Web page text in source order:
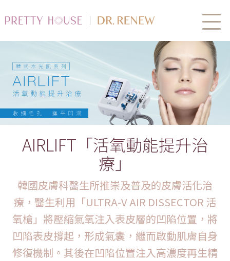
AIRLIFT「活氧動能提升治
療」
韓國皮膚科醫生所推崇及普及的皮膚活化治
療，醫生利用「ULTRA-V AIR DISSECTOR 活
氧槍」將壓縮氣氧注入表皮層的凹陷位置，將
凹陷表皮撐起，形成氣囊，繼而啟動肌膚自身
修復機制。其後在凹陷位置注入高濃度再生精